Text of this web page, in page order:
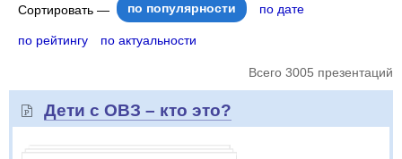
Сортировать — по популярности по дате
по рейтингу по актуальности
Всего 3005 презентаций
Дети с ОВЗ – кто это?